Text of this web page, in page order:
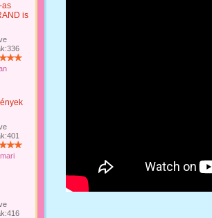
as
is